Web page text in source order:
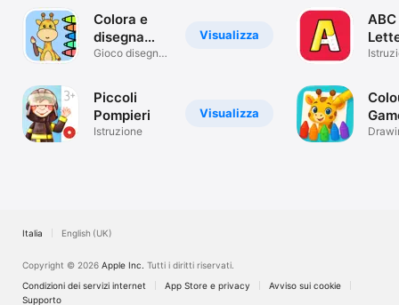
Visualizza
Colora e
disegna
bimbi
Gioco disegno
Visualizza
Piccoli
Pompieri
Istruzione
Kids
Italia English (UK)
Copyright © 2026 Apple Inc. Tutti i diritti riservati.
Condizioni dei servizi internet
App Store e privacy
Avviso sui cookie
Supporto